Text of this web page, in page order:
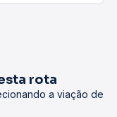
rota
a viação de